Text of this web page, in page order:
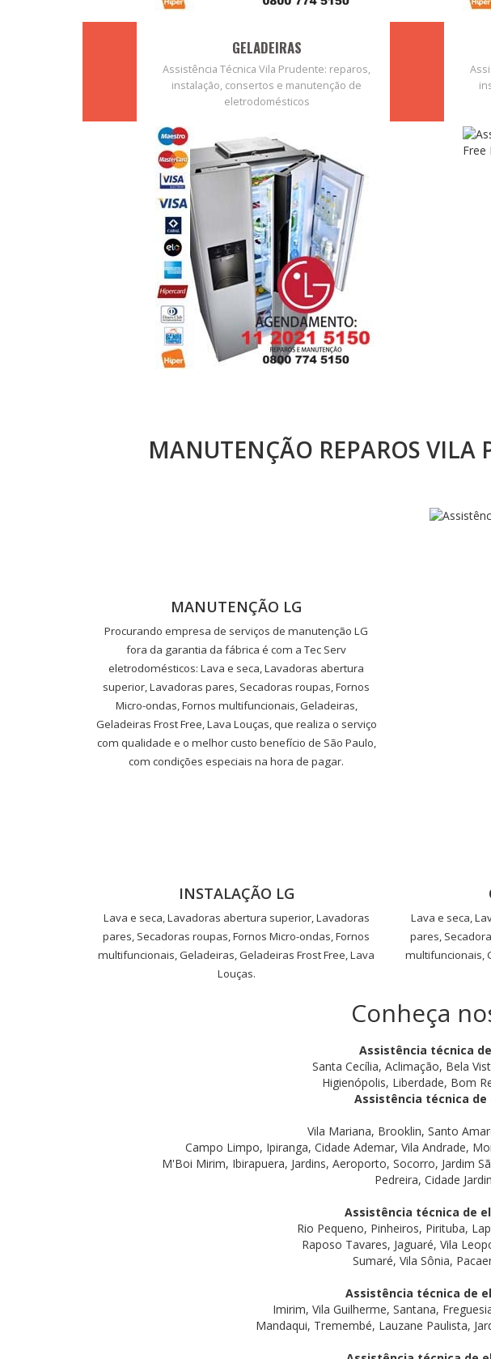
GELADEIRAS
Assistência Técnica Vila Prudente: reparos,
instalação, consertos e manutenção de
eletrodomésticos
MANUTENÇÃO REPAROS VILA
MANUTENÇÃO LG
Procurando empresa de serviços de manutenção LG
fora da garantia da fábrica é com a Tec Serv
eletrodomésticos: Lava e seca, Lavadoras abertura
superior, Lavadoras pares, Secadoras roupas, Fornos
Micro-ondas, Fornos multifuncionais, Geladeiras,
Geladeiras Frost Free, Lava Louças, que realiza o serviço
com qualidade e o melhor custo benefício de São Paulo,
com condições especiais na hora de pagar.
INSTALAÇÃO LG
Lava e seca, Lavadoras abertura superior, Lavadoras
pares, Secadoras roupas, Fornos Micro-ondas, Fornos
multifuncionais, Geladeiras, Geladeiras Frost Free, Lava
Louças.
Lava e seca,
pares,
multifuncionais,
Conheça
Assistência técnica
Santa Cecília, Aclimação, Bela
Higienópolis, Liberdade, Bom
Assistência técnica de
Vila Mariana, Brooklin, Santo
Campo Limpo, Ipiranga, Cidade Ademar, Vila Andrade,
M'Boi Mirim, Ibirapuera, Jardins, Aeroporto, Socorro, Jardim
Pedreira, Cidade
Assistência técnica de
Rio Pequeno, Pinheiros, Pirituba,
Raposo Tavares, Jaguaré, Vila
Sumaré, Vila Sônia,
Assistência técnica de
Imirim, Vila Guilherme, Santana,
Mandaqui, Tremembé, Lauzane Paulista,